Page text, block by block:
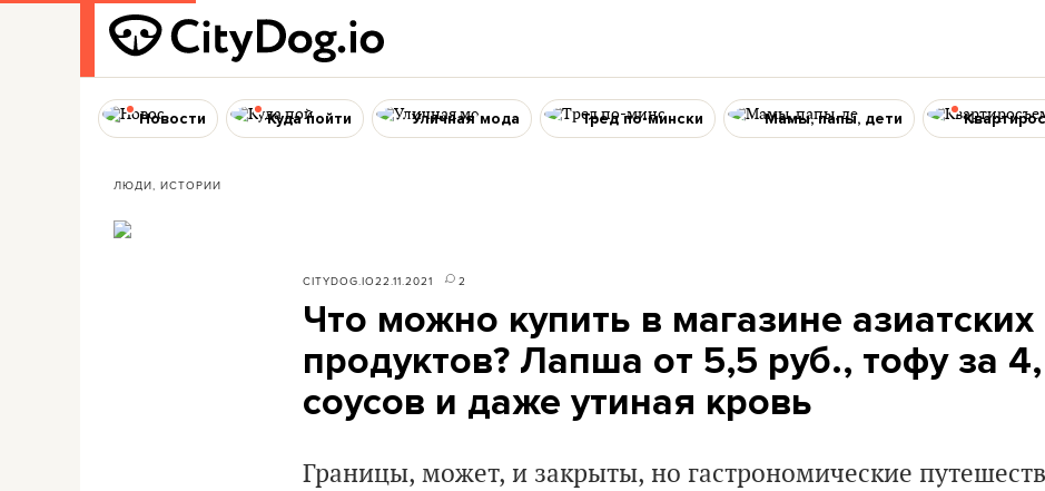
Новости Куда пойти Уличная мода Тред по-мински Мамы, папы, дети
ЛЮДИ, ИСТОРИИ
CITYDOG.IO22.11.2021 2
Что можно купить в магазине азиатских
продуктов? Лапша от 5,5 руб., тофу за
соусов и даже утиная кровь
Границы, может, и закрыты, но гастрономические